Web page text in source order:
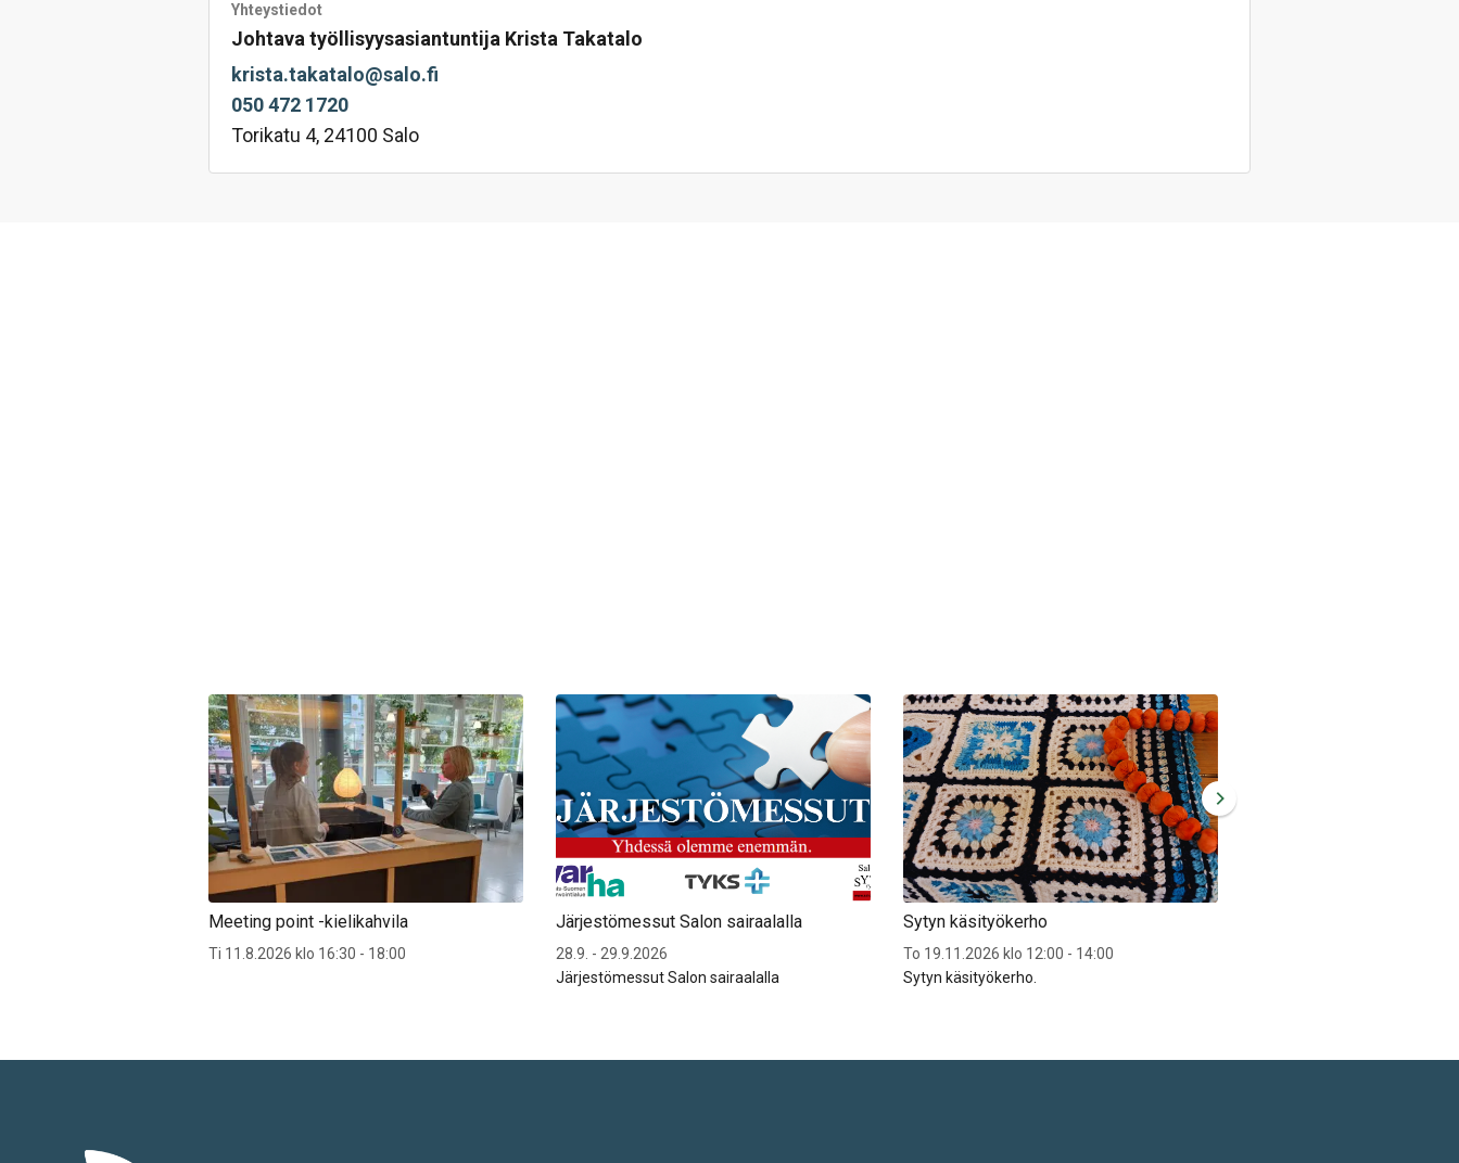
Yhteystiedot
Johtava työllisyysasiantuntija Krista Takatalo
krista.takatalo@salo.fi
050 472 1720
Torikatu 4, 24100 Salo
Meeting point -kielikahvila
Ti 11.8.2026 klo 16:30 - 18:00
Järjestömessut Salon sairaalalla
28.9. - 29.9.2026
Järjestömessut Salon sairaalalla
Sytyn käsityökerho
To 19.11.2026 klo 12:00 - 14:00
Sytyn käsityökerho.